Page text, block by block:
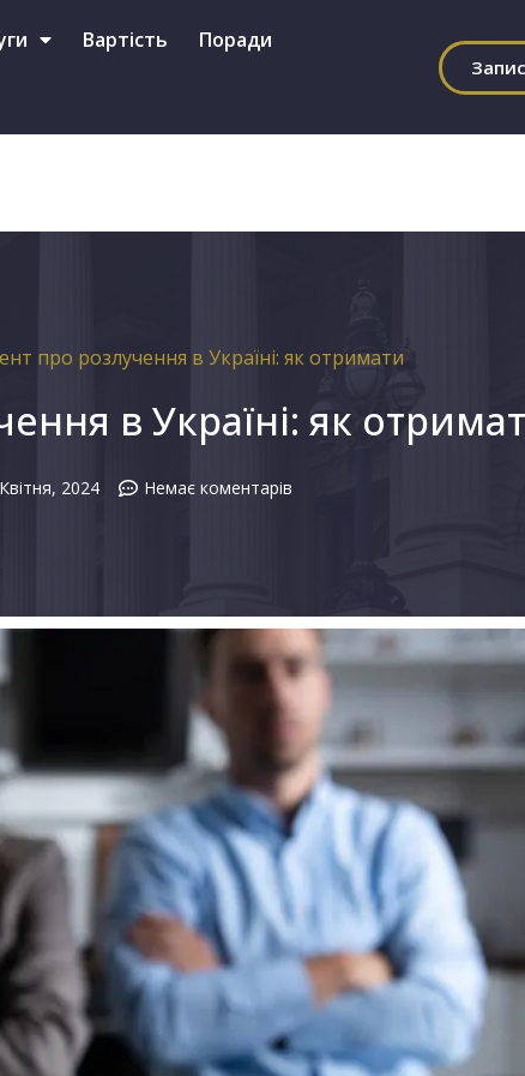
Telegram, WhatsApp)
Вартість Поради
про розлучення в Україні: як отримати
в Україні: як
2024 Немає коментарів